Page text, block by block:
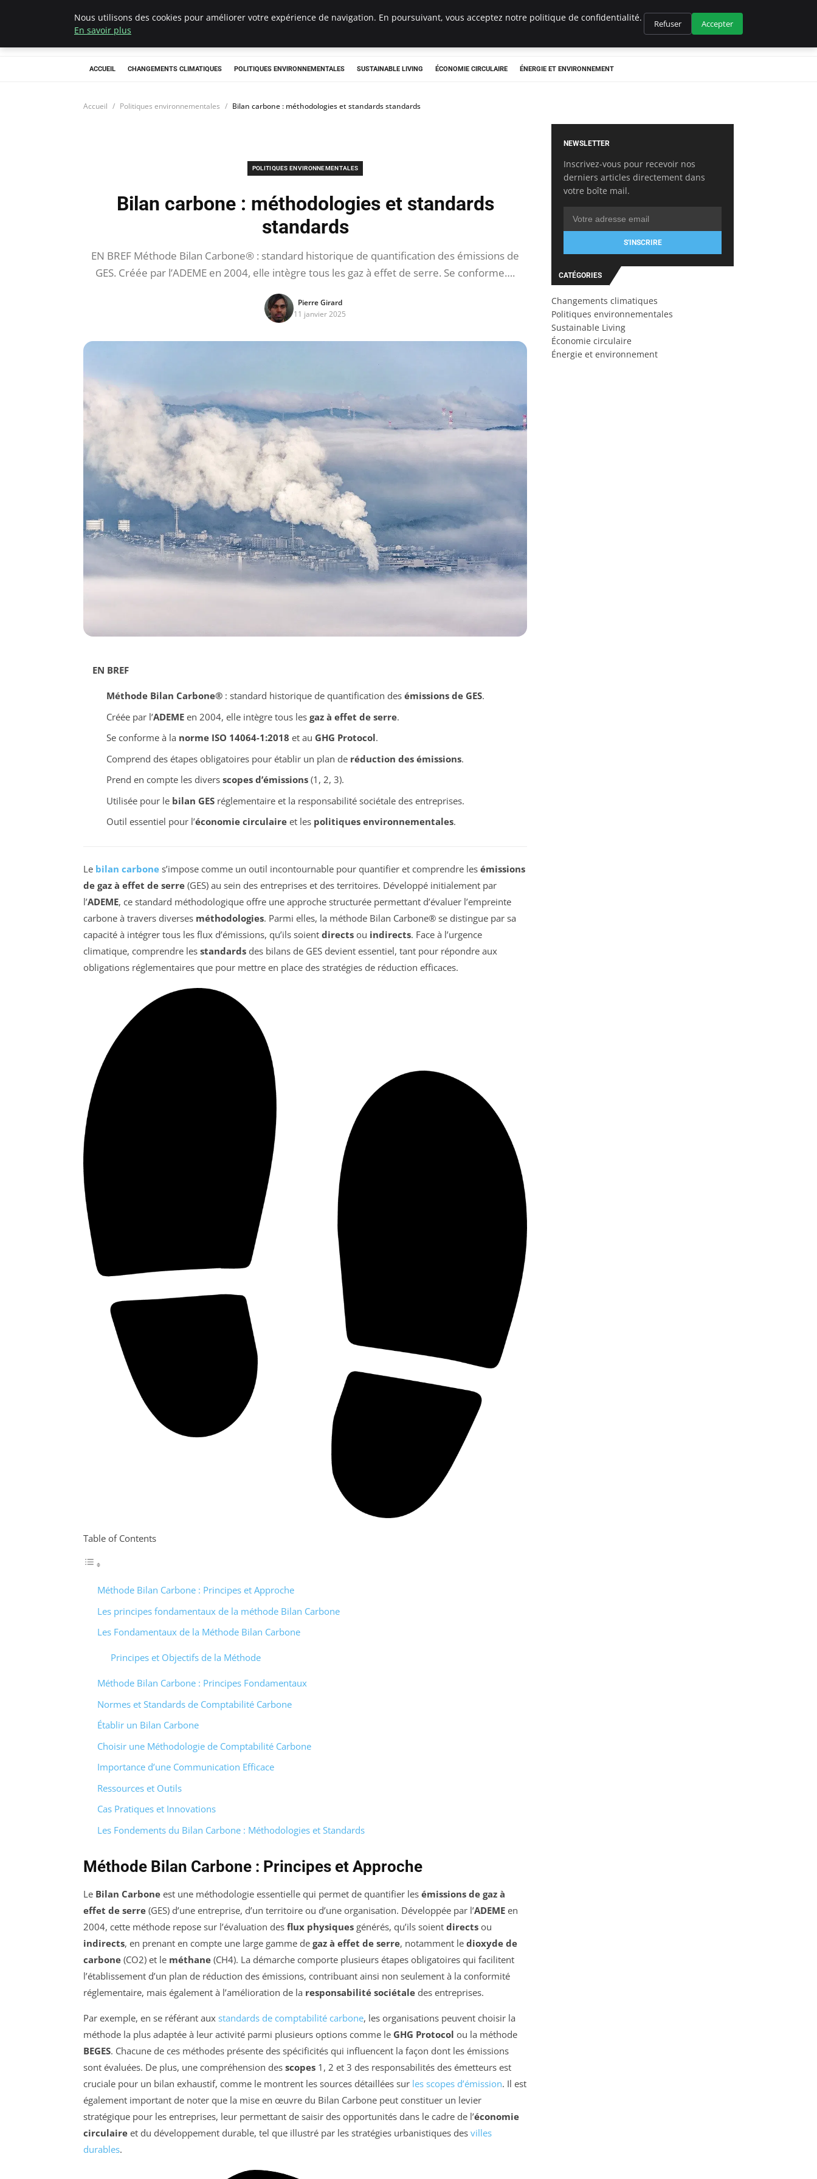
Climategatecountryclub.com
ACCUEIL CHANGEMENTS CLIMATIQUES POLITIQUES ENVIRONNEMENTALES SUSTAINABLE LIVING ÉCONOMIE CIRCULAIRE ÉNERGIE ET ENVIRONNEMENT
Accueil Politiques environnementales Bilan carbone : méthodologies et standards standards
POLITIQUES ENVIRONNEMENTALES
Bilan carbone : méthodologies et standards
standards
EN BREF Méthode Bilan Carbone® : standard historique de quantification des émissions de
GES. Créée par l’ADEME en 2004, elle intègre tous les gaz à effet de serre. Se conforme….
Pierre Girard
11 janvier 2025
EN BREF
Méthode Bilan Carbone®: standard historique de quantification des émissions de GES.
Créée par l’ADEMEen 2004, elle intègre tous les gaz à effet de serre.
Se conforme à la norme ISO 14064-1:2018 et au GHG Protocol.
Comprend des étapes obligatoires pour établir un plan de réduction des émissions.
Prend en compte les divers scopes d’émissions(1, 2, 3).
Utilisée pour le bilan GESréglementaire et la responsabilité sociétale des entreprises.
Outil essentiel pour l’économie circulaireet les politiques environnementales.
Le bilan carbone s’impose comme un outil incontournable pour quantifier et comprendre les émissions
de gaz à effet de serre (GES) au sein des entreprises et des territoires. Développé initialement par
l’ADEME, ce standard méthodologique offre une approche structurée permettant d’évaluer l’empreinte
carbone à travers diverses méthodologies. Parmi elles, la méthode Bilan Carbone® se distingue par sa
capacité à intégrer tous les flux d’émissions, qu’ils soient directs ou indirects. Face à l’urgence
climatique, comprendre les standards des bilans de GES devient essentiel, tant pour répondre aux
obligations réglementaires que pour mettre en place des stratégies de réduction efficaces.
Table of Contents
Méthode Bilan Carbone : Principes et Approche
Les principes fondamentaux de la méthode Bilan Carbone
Les Fondamentaux de la Méthode Bilan Carbone
Principes et Objectifs de la Méthode
Méthode Bilan Carbone : Principes Fondamentaux
Normes et Standards de Comptabilité Carbone
Établir un Bilan Carbone
Choisir une Méthodologie de Comptabilité Carbone
Importance d’une Communication Efficace
Ressources et Outils
Cas Pratiques et Innovations
Les Fondements du Bilan Carbone : Méthodologies et Standards
Méthode Bilan Carbone : Principes et Approche
Le Bilan Carbone est une méthodologie essentielle qui permet de quantifier les émissions de gaz à
effet de serre (GES) d’une entreprise, d’un territoire ou d’une organisation. Développée par l’ADEME en
2004, cette méthode repose sur l’évaluation des flux physiques générés, qu’ils soient directs ou
indirects, en prenant en compte une large gamme de gaz à effet de serre, notamment le dioxyde de
carbone (CO2) et le méthane (CH4). La démarche comporte plusieurs étapes obligatoires qui facilitent
l’établissement d’un plan de réduction des émissions, contribuant ainsi non seulement à la conformité
réglementaire, mais également à l’amélioration de la responsabilité sociétale des entreprises.
Par exemple, en se référant aux standards de comptabilité carbone, les organisations peuvent choisir la
méthode la plus adaptée à leur activité parmi plusieurs options comme le GHG Protocol ou la méthode
BEGES. Chacune de ces méthodes présente des spécificités qui influencent la façon dont les émissions
sont évaluées. De plus, une compréhension des scopes 1, 2 et 3 des responsabilités des émetteurs est
cruciale pour un bilan exhaustif, comme le montrent les sources détaillées sur les scopes d’émission. Il est
également important de noter que la mise en œuvre du Bilan Carbone peut constituer un levier
stratégique pour les entreprises, leur permettant de saisir des opportunités dans le cadre de l’économie
circulaire et du développement durable, tel que illustré par les stratégies urbanistiques des villes
durables.
NEWSLETTER
Inscrivez-vous pour recevoir nos
derniers articles directement dans
votre boîte mail.
S'INSCRIRE
CATÉGORIES
Changements climatiques
Politiques environnementales
Sustainable Living
Économie circulaire
Énergie et environnement
Nous utilisons des cookies pour améliorer votre expérience de navigation. En poursuivant, vous acceptez notre politique de confidentialité.
En savoir plus
Refuser Accepter